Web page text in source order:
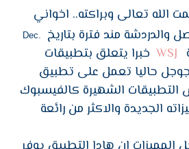
الله تعالى وبراكته.. اخواني
والدردشة مند فترة بتاريخ
Dec.
WSJ خبرا يتعلق بتطبيقات
حاليا تعمل على تطبيق
الشهيرة كالفيسبوك
الجديدة والاكثر من رائعة